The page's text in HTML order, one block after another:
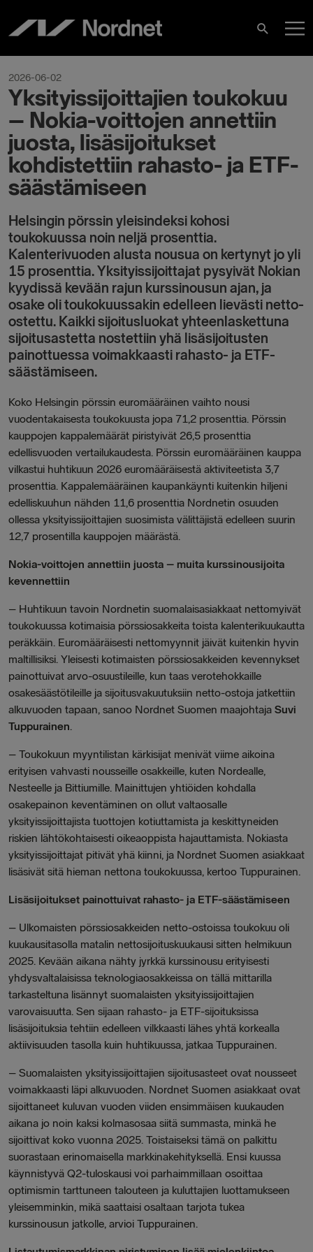
content
Search
2026-06-02
Yksityissijoittajien toukokuu
– Nokia-voittojen annettiin
juosta, lisäsijoitukset
kohdistettiin rahasto- ja ETF-
säästämiseen
Helsingin pörssin yleisindeksi kohosi
toukokuussa noin neljä prosenttia.
Kalenterivuoden alusta nousua on kertynyt jo yli
15 prosenttia. Yksityissijoittajat pysyivät Nokian
kyydissä kevään rajun kurssinousun ajan, ja
osake oli toukokuussakin edelleen lievästi netto-
ostettu. Kaikki sijoitusluokat yhteenlaskettuna
sijoitusastetta nostettiin yhä lisäsijoitusten
painottuessa voimakkaasti rahasto- ja ETF-
säästämiseen.
Koko Helsingin pörssin euromääräinen vaihto nousi
vuodentakaisesta toukokuusta jopa 71,2 prosenttia. Pörssin
kauppojen kappalemäärät piristyivät 26,5 prosenttia
edellisvuoden vertailukaudesta. Pörssin euromääräinen kauppa
vilkastui huhtikuun 2026 euromääräisestä aktiviteetista 3,7
prosenttia. Kappalemääräinen kaupankäynti kuitenkin hiljeni
edelliskuuhun nähden 11,6 prosenttia Nordnetin osuuden
ollessa yksityissijoittajien suosimista välittäjistä edelleen suurin
12,7 prosentilla kauppojen määrästä.
Nokia-voittojen annettiin juosta – muita kurssinousijoita
kevennettiin
– Huhtikuun tavoin Nordnetin suomalaisasiakkaat nettomyivät
toukokuussa kotimaisia pörssiosakkeita toista kalenterikuukautta
peräkkäin. Euromääräisesti nettomyynnit jäivät kuitenkin hyvin
maltillisiksi. Yleisesti kotimaisten pörssiosakkeiden kevennykset
painottuivat arvo-osuustileille, kun taas verotehokkaille
osakesäästötileille ja sijoitusvakuutuksiin netto-ostoja jatkettiin
alkuvuoden tapaan, sanoo Nordnet Suomen maajohtaja Suvi
Tuppurainen.
– Toukokuun myyntilistan kärkisijat menivät viime aikoina
erityisen vahvasti nousseille osakkeille, kuten Nordealle,
Nesteelle ja Bittiumille. Mainittujen yhtiöiden kohdalla
osakepainon keventäminen on ollut valtaosalle
yksityissijoittajista tuottojen kotiuttamista ja keskittyneiden
riskien lähtökohtaisesti oikeaoppista hajauttamista. Nokiasta
yksityissijoittajat pitivät yhä kiinni, ja Nordnet Suomen asiakkaat
lisäsivät sitä hieman nettona toukokuussa, kertoo Tuppurainen.
Lisäsijoitukset painottuivat rahasto- ja ETF-säästämiseen
– Ulkomaisten pörssiosakkeiden netto-ostoissa toukokuu oli
kuukausitasolla matalin nettosijoituskuukausi sitten helmikuun
2025. Kevään aikana nähty jyrkkä kurssinousu erityisesti
yhdysvaltalaisissa teknologiaosakkeissa on tällä mittarilla
tarkasteltuna lisännyt suomalaisten yksityissijoittajien
varovaisuutta. Sen sijaan rahasto- ja ETF-sijoituksissa
lisäsijoituksia tehtiin edelleen vilkkaasti lähes yhtä korkealla
aktiivisuuden tasolla kuin huhtikuussa, jatkaa Tuppurainen.
– Suomalaisten yksityissijoittajien sijoitusasteet ovat nousseet
voimakkaasti läpi alkuvuoden. Nordnet Suomen asiakkaat ovat
sijoittaneet kuluvan vuoden viiden ensimmäisen kuukauden
aikana jo noin kaksi kolmasosaa siitä summasta, minkä he
sijoittivat koko vuonna 2025. Toistaiseksi tämä on palkittu
suorastaan erinomaisella markkinakehityksellä. Ensi kuussa
käynnistyvä Q2-tuloskausi voi parhaimmillaan osoittaa
optimismin tarttuneen talouteen ja kuluttajien luottamukseen
yleisemminkin, mikä saattaisi osaltaan tarjota tukea
kurssinousun jatkolle, arvioi Tuppurainen.